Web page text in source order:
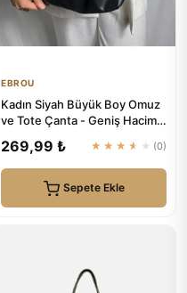
EBROU
Kadın Siyah Büyük Boy Omuz
ve Tote Çanta - Geniş Hacim |
269,99 ₺ ★★★★★ (0)
Sepete Ekle